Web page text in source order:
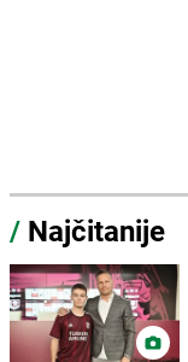
/ Najčitanije